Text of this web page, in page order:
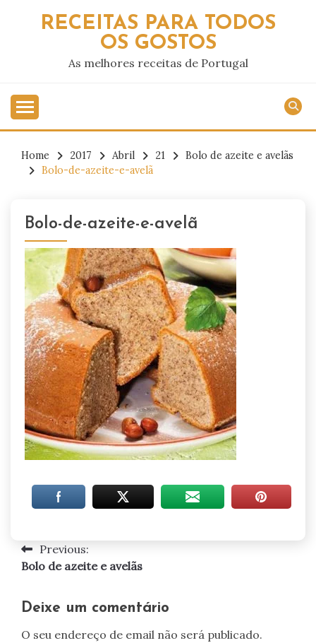
RECEITAS PARA TODOS
OS GOSTOS
As melhores receitas de Portugal
Home 2017 Abril 21
Bolo de azeite e avelãs
Bolo-de-azeite-e-avelã
Bolo-de-azeite-e-avelã
Navegação
artigos
Previous:
Bolo de azeite e avelãs
Deixe um comentário
O seu endereço de email não será publicado.